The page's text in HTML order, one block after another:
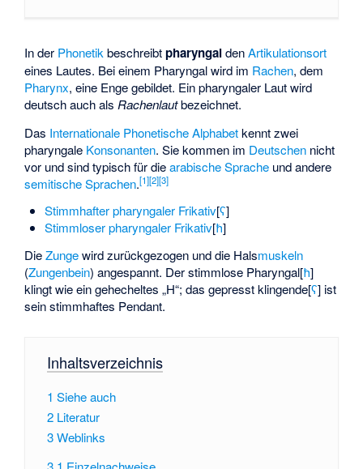
In der Phonetik beschreibtpharyngaldenArtikulationsort
eines Lautes. Bei einem Pharyngal wird im Rachen, dem
Pharynx, eine Enge gebildet. Ein pharyngaler Laut wird
deutsch auch als Rachenlautbezeichnet.
Das Internationale Phonetische Alphabetkennt zwei
pharyngale Konsonanten. Sie kommen im Deutschen nicht
vor und sind typisch für diearabische Sprache und andere
semitische Sprachen.[1][2][3]
Stimmhafter pharyngaler Frikativ​[⁠ʕ⁠]​
Stimmloser pharyngaler Frikativ​[⁠ħ⁠]​
DieZungewird zurückgezogen und die Halsmuskeln
(Zungenbein) angespannt. Der stimmlose Pharyngal​[⁠ħ⁠]​
klingt wie ein gehecheltes „H“; das gepresst klingende​[⁠ʕ⁠]​ ist
sein stimmhaftes Pendant.
Inhaltsverzeichnis
1 Siehe auch
2 Literatur
3Weblinks